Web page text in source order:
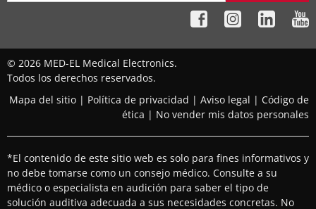
© 2026 MED-EL Medical Electronics.
Todos los derechos reservados.
Mapa del sitio | Política de privacidad | Aviso legal | Código de
ética | No vender mis datos personales
*El contenido de este sitio web es solo para fines informativos y
no debe tomarse como un consejo médico. Consulte a su
médico o especialista en audición para saber el tipo de
solución auditiva adecuada a sus necesidades concretas. No